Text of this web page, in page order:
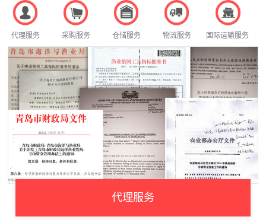
代理服务 采购服务 仓储服务 物流服务 国际运输服务
代理服务